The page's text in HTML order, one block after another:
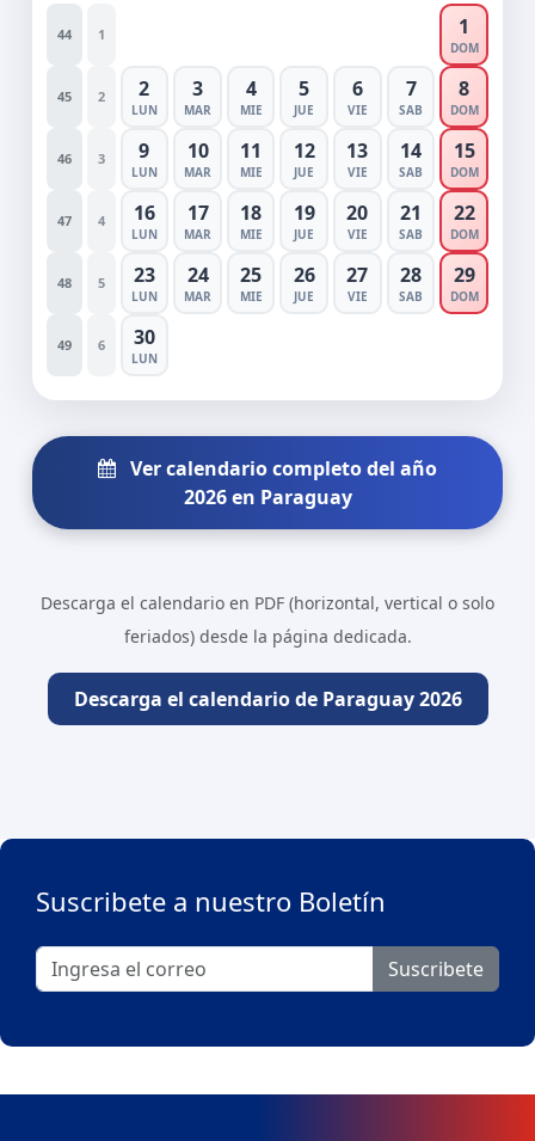
44 1 1
DOM
45 2 2
LUN
3
MAR
4
MIE
5
JUE
6
VIE
7
SAB
8
DOM
46 3 9
LUN
10
MAR
11
MIE
12
JUE
13
VIE
14
SAB
15
DOM
47 4 16
LUN
17
MAR
18
MIE
19
JUE
20
VIE
21
SAB
22
DOM
48 5 23
LUN
24
MAR
25
MIE
26
JUE
27
VIE
28
SAB
29
DOM
49 6 30
LUN
Ver calendario completo del año
2026 en Paraguay
Descarga el calendario en PDF (horizontal, vertical o solo
feriados) desde la página dedicada.
Descarga el calendario de Paraguay 2026
Suscribete a nuestro Boletín
Suscribete